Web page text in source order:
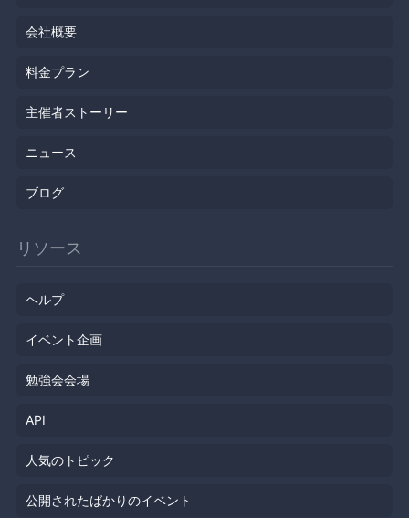
会社概要
料金プラン
主催者ストーリー
ニュース
ブログ
リソース
ヘルプ
イベント企画
勉強会会場
API
人気のトピック
公開されたばかりのイベント